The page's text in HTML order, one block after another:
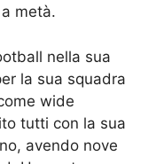
metà.
nella sua
la sua squadra
wide
tutti con la sua
avendo nove